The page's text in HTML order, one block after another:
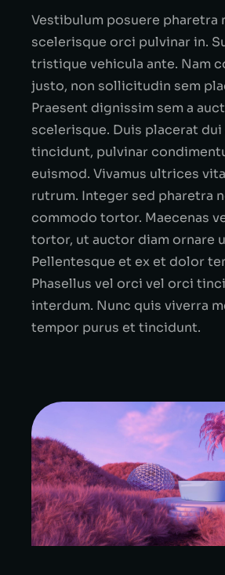
Vestibulum posuere pharetra
scelerisque orci pulvinar in.
tristique vehicula ante. Nam
justo, non sollicitudin sem
Praesent dignissim sem a
scelerisque. Duis placerat
tincidunt, pulvinar
euismod. Vivamus ultrices
rutrum. Integer sed pharetra
commodo tortor. Maecenas
tortor, ut auctor diam ornare
Pellentesque et ex et dolor
Phasellus vel orci vel orci
interdum. Nunc quis viverra
tempor purus et tincidunt.